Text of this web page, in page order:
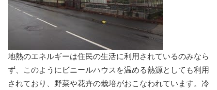
地熱のエネルギーは住民の生活に利用されているのみなら
ず、このようにビニールハウスを温める熱源としても利用
されており、野菜や花卉の栽培がおこなわれています。冷